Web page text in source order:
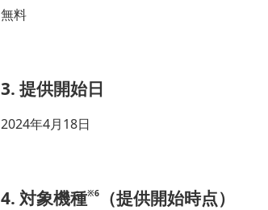
無料
3. 提供開始日
2024年4月18日
4. 対象機種※6 （提供開始時点）